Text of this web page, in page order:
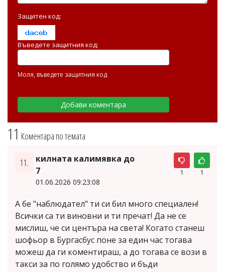
11 Коментара по темата
11.
килната калимявка до
7
01.06.2026 09:23:08
1 1
А бе "наблюдател" ти си бил много специален!
Всички са ти виновни и ти пречат! Да не се
мислиш, че си центъра на света! Когато станеш
шофьор в Бургасбус поне за един час тогава
можеш да ги коментираш, а до тогава се вози в
такси за по голямо удобство и бъди
Защитен код:
Въведете защитния код:
Моля, въведете защитния код